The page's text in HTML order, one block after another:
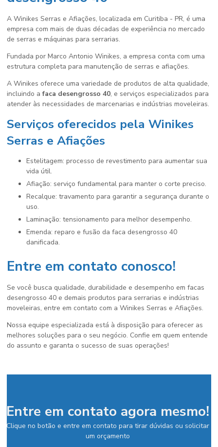
A Winikes Serras e Afiações, localizada em Curitiba - PR, é uma
empresa com mais de duas décadas de experiência no mercado
de serras e máquinas para serrarias.
Fundada por Marco Antonio Winikes, a empresa conta com uma
estrutura completa para manutenção de serras e afiações.
A Winikes oferece uma variedade de produtos de alta qualidade,
incluindo afaca desengrosso 40, e serviços especializados para
atender às necessidades de marcenarias e indústrias moveleiras.
Serviços oferecidos pela Winikes
Serras e Afiações
Estelitagem: processo de revestimento para aumentar sua
vida útil.
Afiação: serviço fundamental para manter o corte preciso.
Recalque: travamento para garantir a segurança durante o
uso.
Laminação: tensionamento para melhor desempenho.
Emenda: reparo e fusão da faca desengrosso 40
danificada.
Entre em contato conosco!
Se você busca qualidade, durabilidade e desempenho em facas
desengrosso 40 e demais produtos para serrarias e indústrias
moveleiras, entre em contato com a Winikes Serras e Afiações.
Nossa equipe especializada está à disposição para oferecer as
melhores soluções para o seu negócio. Confie em quem entende
do assunto e garanta o sucesso de suas operações!
Entre em contato agora mesmo!
Clique no botão e entre em contato para tirar dúvidas ou solicitar
um orçamento